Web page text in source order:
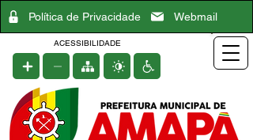
Política de Privacidade Webmail
ACESSIBILIDADE